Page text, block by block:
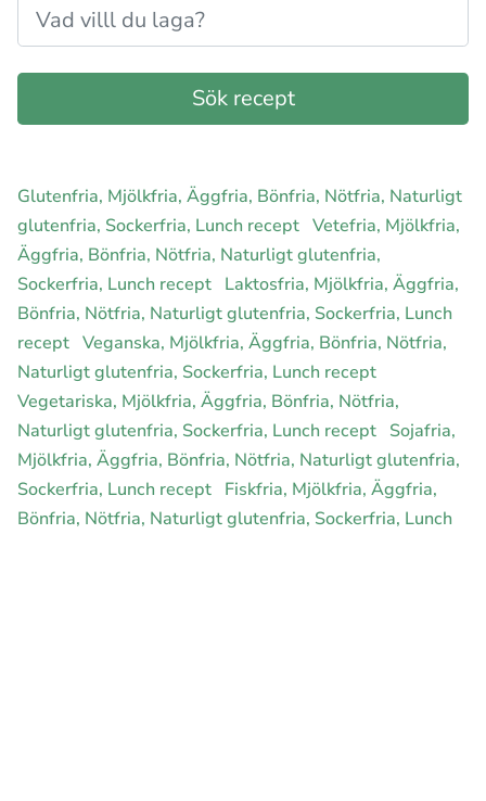
Glutenfria, Mjölkfria, Äggfria, Bönfria, Nötfria, Naturligt
glutenfria, Sockerfria, Lunch recept Vetefria, Mjölkfria,
Äggfria, Bönfria, Nötfria, Naturligt glutenfria,
Sockerfria, Lunch recept Laktosfria, Mjölkfria, Äggfria,
Bönfria, Nötfria, Naturligt glutenfria, Sockerfria, Lunch
recept Veganska, Mjölkfria, Äggfria, Bönfria, Nötfria,
Naturligt glutenfria, Sockerfria, Lunch recept
Vegetariska, Mjölkfria, Äggfria, Bönfria, Nötfria,
Naturligt glutenfria, Sockerfria, Lunch recept Sojafria,
Mjölkfria, Äggfria, Bönfria, Nötfria, Naturligt glutenfria,
Sockerfria, Lunch recept Fiskfria, Mjölkfria, Äggfria,
Bönfria, Nötfria, Naturligt glutenfria, Sockerfria, Lunch